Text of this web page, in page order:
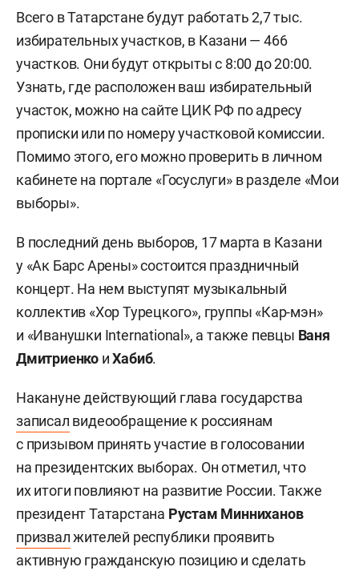
Всего в Татарстане будут работать 2,7 тыс.
избирательных участков, в Казани — 466
участков. Они будут открыты с 8:00 до 20:00.
Узнать, где расположен ваш избирательный
участок, можно на сайте ЦИК РФ по адресу
прописки или по номеру участковой комиссии.
Помимо этого, его можно проверить в личном
кабинете на портале «Госуслуги» в разделе «Мои
выборы».
В последний день выборов, 17 марта в Казани
у «Ак Барс Арены» состоится праздничный
концерт. На нем выступят музыкальный
коллектив «Хор Турецкого», группы «Кар-мэн»
и «Иванушки International», а также певцы Ваня
Дмитриенко иХабиб.
Накануне действующий глава государства
записал видеообращение к россиянам
с призывом принять участие в голосовании
на президентских выборах. Он отметил, что
их итоги повлияют на развитие России. Также
президент Татарстана Рустам Минниханов
призвалжителей республики проявить
активную гражданскую позицию и сделать